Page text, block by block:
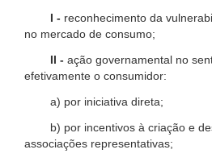
I - reconhecimento da
no mercado de consumo;
II - ação governamental no
efetivamente o consumidor:
a) por iniciativa direta;
b) por incentivos à criação e
associações representativas;